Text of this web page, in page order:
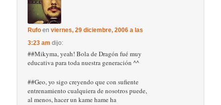
Rufo enviernes, 29 diciembre, 2006 a las
3:23 am dijo:
##Mikyma, yeah! Bola de Dragón fué muy
educativa para toda nuestra generación ^^
##Geo, yo sigo creyendo que con sufiente
entrenamiento cualquiera de nosotros puede,
al menos, hacer un kame hame ha